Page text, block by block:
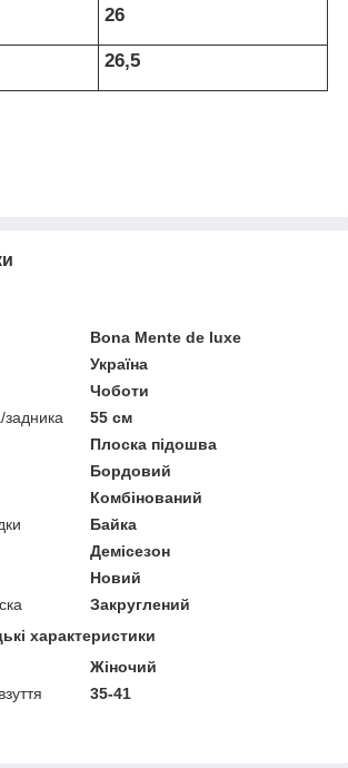
26
26,5
Bona Mente de luxe
Україна
Чоботи
задника
55 см
Плоска підошва
Бордовий
Комбінований
Байка
Демісезон
Новий
Закруглений
характеристики
Жіночий
35-41